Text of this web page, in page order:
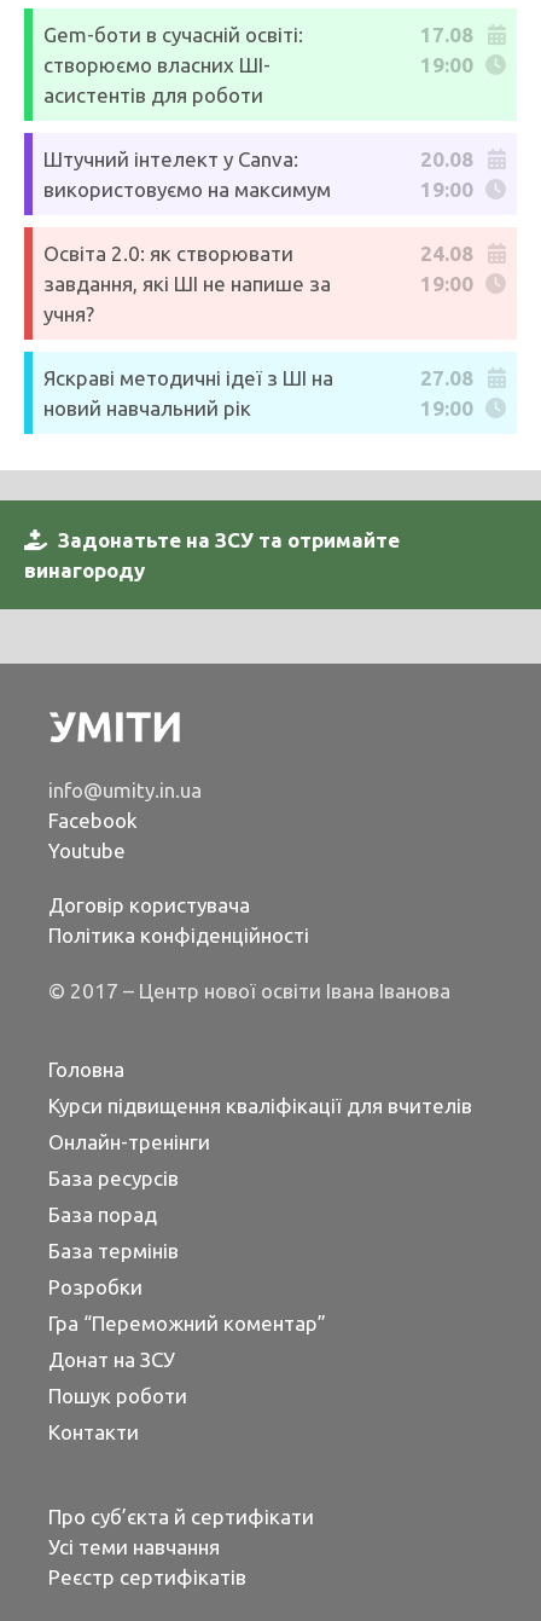
Gem-боти в сучасній освіті:
створюємо власних ШІ-
асистентів для роботи
17.08
19:00
Штучний інтелект у Canva:
використовуємо на максимум
20.08
19:00
Освіта 2.0: як створювати
завдання, які ШІ не напише за
учня?
24.08
19:00
Яскраві методичні ідеї з ШІ на
новий навчальний рік
27.08
19:00
Задонатьте на ЗСУ та отримайте
винагороду
info@umity.in.ua
Facebook
Youtube
Договір користувача
Політика конфіденційності
© 2017 – Центр нової освіти Івана Іванова
Головна
Курси підвищення кваліфікації для вчителів
Онлайн-тренінги
База ресурсів
База порад
База термінів
Розробки
Гра “Переможний коментар”
Донат на ЗСУ
Пошук роботи
Контакти
Про суб’єкта й сертифікати
Усі теми навчання
Реєстр сертифікатів